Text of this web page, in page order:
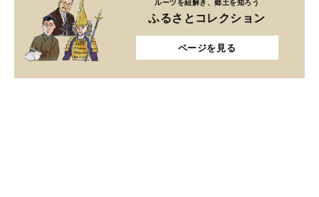
ルーツを紐解き、郷土を知ろう
ふるさとコレクション
ページを見る